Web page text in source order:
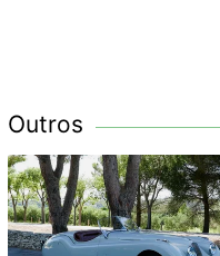
Outros